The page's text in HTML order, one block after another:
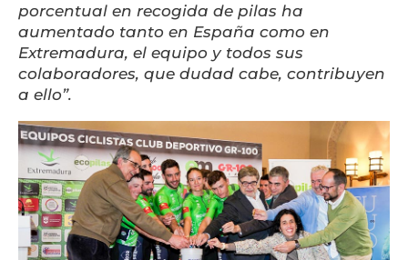
porcentual en recogida de pilas ha
aumentado tanto en España como en
Extremadura, el equipo y todos sus
colaboradores, que dudad cabe, contribuyen
a ello”.